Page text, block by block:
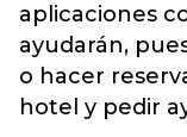
aplicaciones
ayudarán,
o hacer
hotel y pedir